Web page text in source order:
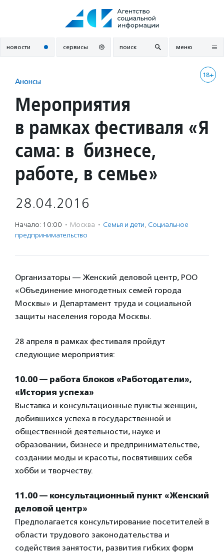
новости сервисы поиск меню
18+
Анонсы
Мероприятия
в рамках фестиваля «Я
сама: в бизнесе,
работе, в семье»
28.04.2016
Начало: 10:00 · Москва · Семья и дети, Социальное
предпри­нима­тель­ство
Организаторы — Женский деловой центр, РОО
«Объединение многодетных семей города
Москвы» и Департамент труда и социальной
защиты населения города Москвы.
28 апреля в рамках фестиваля пройдут
следующие мероприятия:
10.00 — работа блоков «Работодатели»,
«История успеха»
Выставка и консультационные пункты женщин,
добившихся успеха в государственной и
общественной деятельности, науке и
образовании, бизнесе и предпринимательстве,
создании моды и красоты, посвятивших себя
хобби и творчеству.
11.00 — консультационный пункт «Женский
деловой центр»
Предполагается консультирование посетителей в
области трудового законодательства и
содействия занятости, развития гибких форм